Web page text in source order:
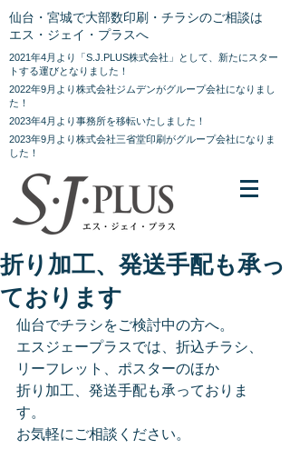
仙台・宮城で大部数印刷・チラシのご相談は
エス・ジェイ・プラスへ
2021年4月より「S.J.PLUS株式会社」として、新たにスター
トする運びとなりました！
2022年9月より株式会社ジムデンがグループ会社になりまし
た！
2023年4月より事務所を移転いたしました！
2023年9月より株式会社三省堂印刷がグループ会社になりま
した！
折り加工、発送手配も承っ
ております
仙台でチラシをご検討中の方へ。
エスジェープラスでは、折込チラシ、
リーフレット、ポスターのほか
折り加工、発送手配も承っておりま
す。
お気軽にご相談ください。